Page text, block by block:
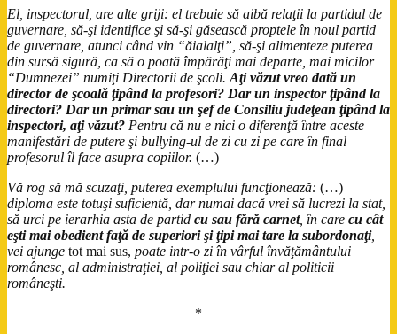
El, inspectorul, are alte griji: el trebuie să aibă relaţii la partidul de
guvernare, să-şi identifice şi să-şi găsească proptele în noul partid
de guvernare, atunci când vin “ăialalţi”, să-şi alimenteze puterea
din sursă sigură, ca să o poată împărăţi mai departe, mai micilor
“Dumnezei” numiţi Directorii de şcoli. Aţi văzut vreo dată un
director de şcoală ţipând la profesori? Dar un inspector ţipând la
directori? Dar un primar sau un şef de Consiliu judeţean ţipând la
inspectori, aţi văzut? Pentru că nu e nici o diferenţă între aceste
manifestări de putere şi bullying-ul de zi cu zi pe care în final
profesorul îl face asupra copiilor. (…)
Vă rog să mă scuzaţi, puterea exemplului funcţionează: (…)
diploma este totuşi suficientă, dar numai dacă vrei să lucrezi la stat,
să urci pe ierarhia asta de partid cu sau fără carnet, în care cu cât
eşti mai obedient faţă de superiori şi ţipi mai tare la subordonaţi,
vei ajunge tot mai sus, poate intr-o zi în vârful învăţământului
românesc, al administraţiei, al poliţiei sau chiar al politicii
româneşti.
*